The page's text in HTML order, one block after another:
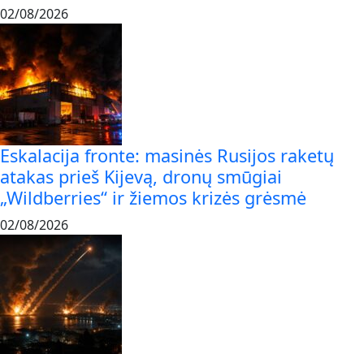
02/08/2026
Eskalacija fronte: masinės Rusijos raketų
atakas prieš Kijevą, dronų smūgiai
„Wildberries“ ir žiemos krizės grėsmė
02/08/2026